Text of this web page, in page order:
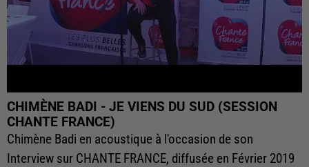
CHIMÈNE BADI - JE VIENS DU SUD (SESSION
CHANTE FRANCE)
Chimène Badi en acoustique à l'occasion de son
Interview sur CHANTE FRANCE, diffusée en Février 2019